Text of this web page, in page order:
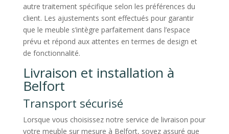
autre traitement spécifique selon les préférences du
client. Les ajustements sont effectués pour garantir
que le meuble s’intègre parfaitement dans l’espace
prévu et répond aux attentes en termes de design et
de fonctionnalité.
Livraison et installation à
Belfort
Transport sécurisé
Lorsque vous choisissez notre service de livraison pour
votre meuble sur mesure à Belfort, soyez assuré que